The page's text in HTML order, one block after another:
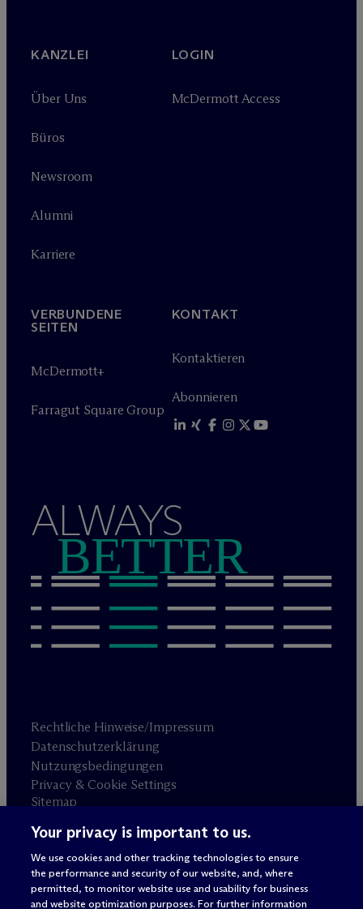
KANZLEI
Über Uns
Büros
Newsroom
Alumni
Karriere
LOGIN
McDermott Access
VERBUNDENE
SEITEN
McDermott+
Farragut Square Group
KONTAKT
Kontaktieren
Abonnieren
ALWAYS
BETTER
Rechtliche Hinweise/Impressum
Datenschutzerklärung
Nutzungsbedingungen
Privacy & Cookie Settings
Sitemap
Anwaltswerbung © 2026 M Dermott Will & Schulte
Your privacy is important to us.
We use cookies and other tracking technologies to ensure
the performance and security of our website, and, where
permitted, to monitor website use and usability for business
and website optimization purposes. For further information